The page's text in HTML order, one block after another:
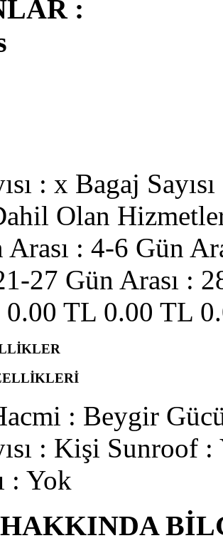
:
: x Bagaj
Olan
: 4-6 Gün
27 Gün Arası :
0.00 TL 0.00 TL
: Beygir
: Kişi Sunroof :
: Yok